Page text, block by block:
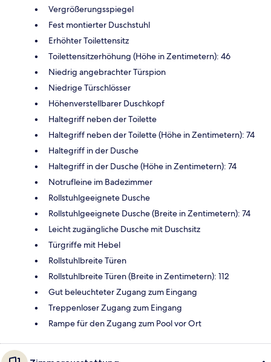
Vergrößerungsspiegel
Fest montierter Duschstuhl
Erhöhter Toilettensitz
Toilettensitzerhöhung (Höhe in Zentimetern): 46
Niedrig angebrachter Türspion
Niedrige Türschlösser
Höhenverstellbarer Duschkopf
Haltegriff neben der Toilette
Haltegriff neben der Toilette (Höhe in Zentimetern): 74
Haltegriff in der Dusche
Haltegriff in der Dusche (Höhe in Zentimetern): 74
Notrufleine im Badezimmer
Rollstuhlgeeignete Dusche
Rollstuhlgeeignete Dusche (Breite in Zentimetern): 74
Leicht zugängliche Dusche mit Duschsitz
Türgriffe mit Hebel
Rollstuhlbreite Türen
Rollstuhlbreite Türen (Breite in Zentimetern): 112
Gut beleuchteter Zugang zum Eingang
Treppenloser Zugang zum Eingang
Rampe für den Zugang zum Pool vor Ort